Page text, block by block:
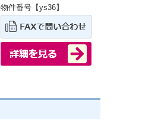
物件番号【ys36】